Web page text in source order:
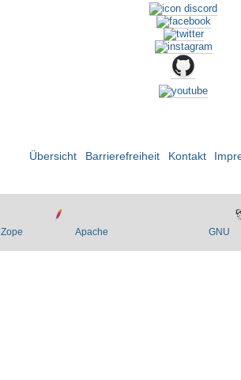
Übersicht Barrierefreiheit Kontakt
Zope Apache GNU